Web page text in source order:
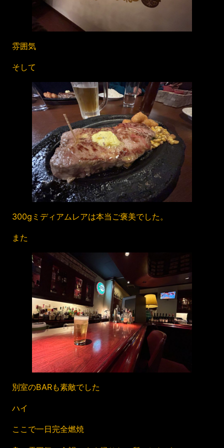
雰囲気
そして
300gミディアムレアは本当ご褒美でした。
また
別室のBARも素敵でした
ハイ
ここで一日完全燃焼